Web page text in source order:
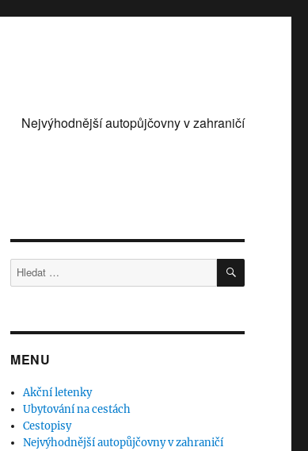
Nejvýhodnější autopůjčovny v zahraničí
Hledat: HLEDÁNÍ
MENU
Akční letenky
Ubytování na cestách
Cestopisy
Nejvýhodnější autopůjčovny v zahraničí